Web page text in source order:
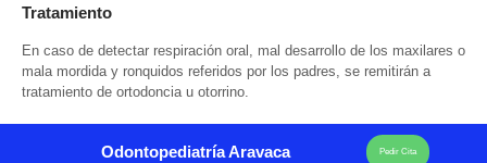
Tratamiento
En caso de detectar respiración oral, mal desarrollo de los maxilares o
mala mordida y ronquidos referidos por los padres, se remitirán a
tratamiento de ortodoncia u otorrino.
Odontopediatría Aravaca Pedir Cita